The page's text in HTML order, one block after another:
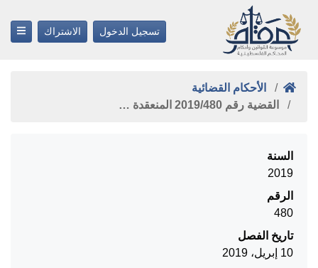
تسجيل الدخول الاشتراك
الأحكام القضائية
القضية رقم ‎480‏/‎2019‏ المنعقدة …
السنة
2019
الرقم
480
تاريخ الفصل
10 إبريل، 2019